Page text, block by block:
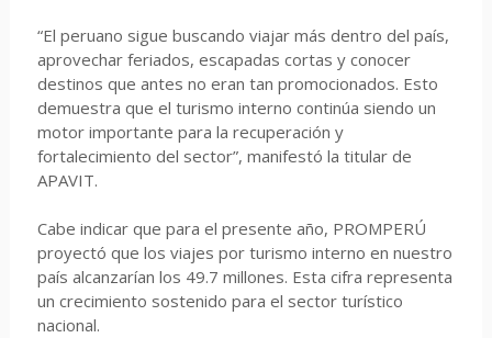
“El peruano sigue buscando viajar más dentro del país,
aprovechar feriados, escapadas cortas y conocer
destinos que antes no eran tan promocionados. Esto
demuestra que el turismo interno continúa siendo un
motor importante para la recuperación y
fortalecimiento del sector”, manifestó la titular de
APAVIT.
Cabe indicar que para el presente año, PROMPERÚ
proyectó que los viajes por turismo interno en nuestro
país alcanzarían los 49.7 millones. Esta cifra representa
un crecimiento sostenido para el sector turístico
nacional.